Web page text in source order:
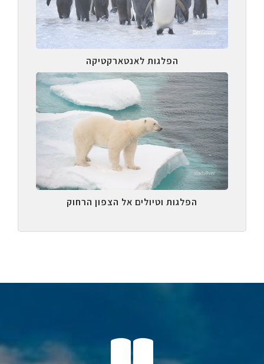
הפלגות לאנטארקטיקה
הפלגות וטיולים אל הצפון הרחוק